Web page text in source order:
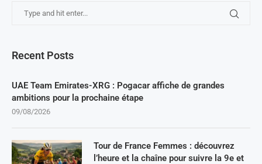
Recent Posts
UAE Team Emirates-XRG : Pogacar affiche de grandes
ambitions pour la prochaine étape
09/08/2026
Tour de France Femmes : découvrez
l’heure et la chaîne pour suivre la 9e et